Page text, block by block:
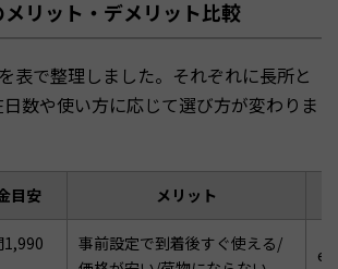
リット・デメリット比較
表で整理しました。それぞれに長所と
数や使い方に応じて選び方が変わりま
目安 メリット
1,990
事前設定で到着後すぐ使える/